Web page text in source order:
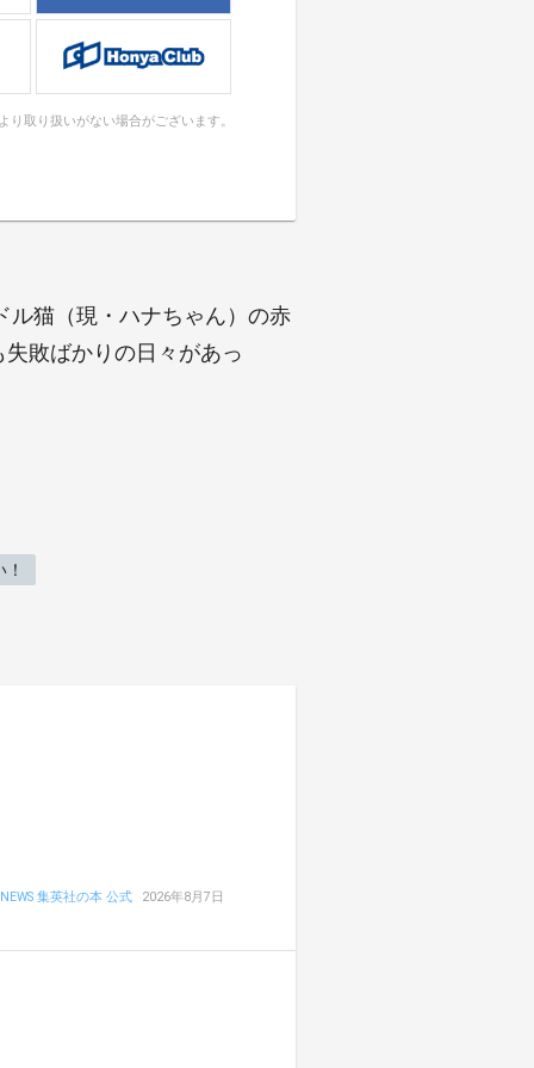
り取り扱いがない場合がございます。
ル猫（現・ハナちゃん）の赤
敗ばかりの日々があっ
NEWS 集英社の本 公式 2026年8月7日